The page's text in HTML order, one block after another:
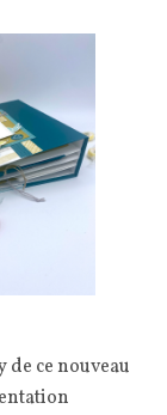
de ce nouveau